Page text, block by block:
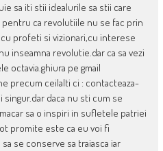
sa iti stii idealurile sa stii care
ca revolutiile nu se fac prin
profeti si vizionari,cu interese
inseamna revolutie.dar ca sa vezi
octavia.ghiura pe gmail
precum ceilalti ci : contacteaza-
singur.dar daca nu sti cum se
sa o inspiri in sufletele patriei
promite este ca eu voi fi
se conserve sa traiasca iar